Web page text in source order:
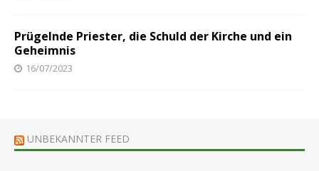
Prügelnde Priester, die Schuld der Kirche und ein
Geheimnis
16/07/2023
UNBEKANNTER FEED